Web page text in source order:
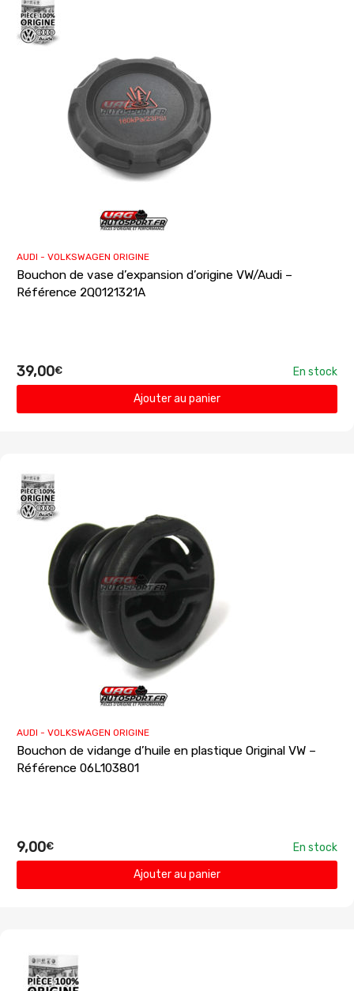
AUDI - VOLKSWAGEN ORIGINE
Bouchon de vase d’expansion d’origine VW/Audi –
Référence 2Q0121321A
39,00€
En stock
Ajouter au panier
AUDI - VOLKSWAGEN ORIGINE
Bouchon de vidange d’huile en plastique Original VW –
Référence 06L103801
9,00€
En stock
Ajouter au panier